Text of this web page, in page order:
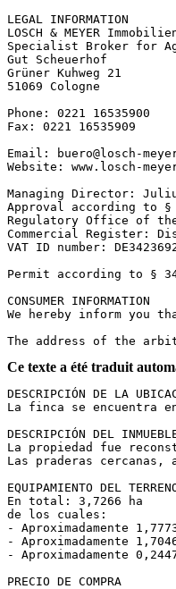
LEGAL INFORMATION
LOSCH & MEYER
Specialist Broker for
Gut Scheuerhof
Grüner Kuhweg 21
51069 Cologne
Phone: 0221 16535900
Fax: 0221 16535909
Email: buero@losch-
Website: www.losch-
Managing Director:
Approval according to §
Regulatory Office of
Commercial Register:
VAT ID number:
Permit according to §
CONSUMER INFORMATION
We hereby inform you
The address of the
Ce texte a été traduit
DESCRIPCIÓN DE LA
La finca se encuentra
DESCRIPCIÓN DEL
La propiedad fue
Las praderas cercanas,
EQUIPAMIENTO DEL
En total: 3,7266 ha
de los cuales:
- Aproximadamente
- Aproximadamente
- Aproximadamente
PRECIO DE COMPRA